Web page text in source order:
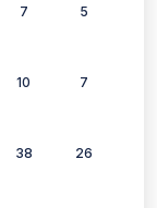
7 5
10 7
38 26